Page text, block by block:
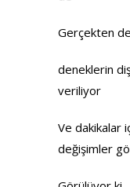
Gerçekten de
deneklerin
veriliyor
Ve dakikalar
değişimler